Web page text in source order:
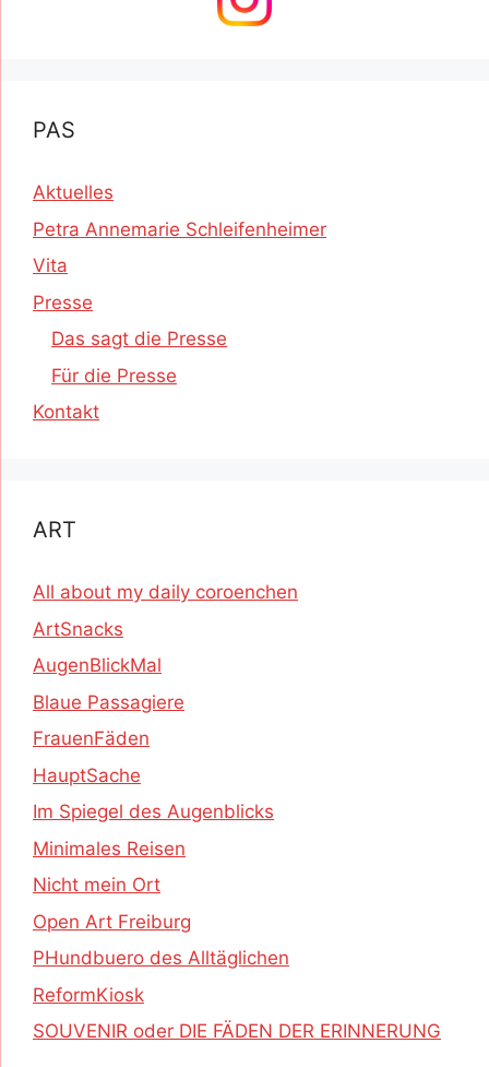
PAS
Aktuelles
Petra Annemarie Schleifenheimer
Vita
Presse
Das sagt die Presse
Für die Presse
Kontakt
ART
All about my daily coroenchen
ArtSnacks
AugenBlickMal
Blaue Passagiere
FrauenFäden
HauptSache
Im Spiegel des Augenblicks
Minimales Reisen
Nicht mein Ort
Open Art Freiburg
PHundbuero des Alltäglichen
ReformKiosk
SOUVENIR oder DIE FÄDEN DER ERINNERUNG